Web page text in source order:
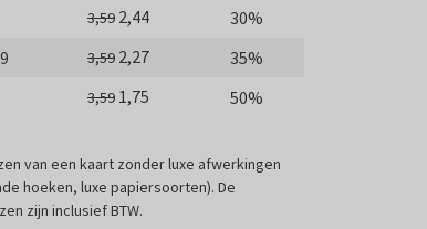
3,59 2,44
30%
3,59 2,27
35%
3,59 1,75 50%
van een kaart zonder luxe afwerkingen
hoeken, luxe papiersoorten). De
zijn inclusief BTW.